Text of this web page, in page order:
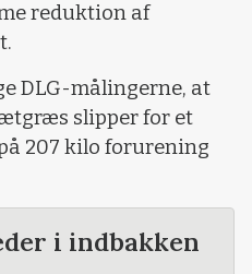
reduktion af
DLG-målingerne, at
slipper for et
207 kilo forurening
i indbakken